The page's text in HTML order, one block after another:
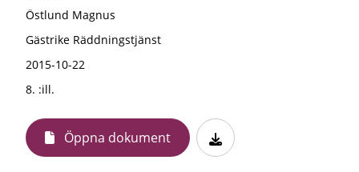
Östlund Magnus
Gästrike Räddningstjänst
2015-10-22
8. :ill.
Öppna dokument